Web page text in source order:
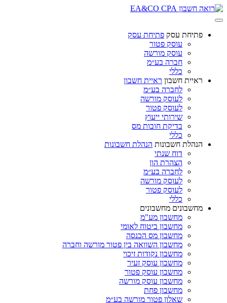
פתיחת עסק פתיחת עסק
עוסק פטור
עוסק מורשה
חברה בע״מ
כללי
ראיית חשבון ראיית חשבון
לחברה בע״מ
לעוסק מורשה
לעוסק פטור
שירותי ייעוץ
בדיקת חובות מס
כללי
הנהלת חשבונות הנהלת חשבונות
דוח שנתי
הצהרת הון
לחברה בע״מ
לעוסק מורשה
לעוסק פטור
כללי
מחשבונים מחשבונים
מחשבון מע"מ
מחשבון ביטוח לאומי
מחשבון מס הכנסה
מחשבון השוואה בין פטור מורשה וחברה
מחשבון נקודות זיכוי
מחשבון עוסק זעיר
מחשבון עוסק פטור
מחשבון עוסק מורשה
מחשבון פחת
שאלון פטור מורשה בע״מ